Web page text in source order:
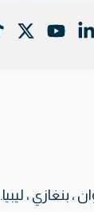
، بنغازي ، ليبيا.